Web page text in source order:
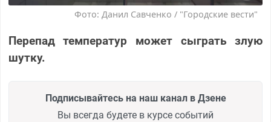
Фото: Данил Савченко / "Городские вести"
Перепад температур может сыграть злую
шутку.
Подписывайтесь на наш канал в Дзене
Вы всегда будете в курсе событий